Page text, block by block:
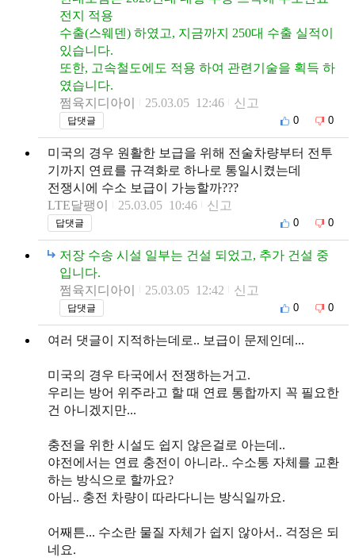
전지 적용
수출(스웨덴) 하였고, 지금까지 250대 수출 실적이
있습니다.
또한, 고속철도에도 적용 하여 관련기술을 획득 하
였습니다.
쩜육지디아이
25.03.05 12:46 신고
답댓글 0 0
미국의 경우 원활한 보급을 위해 전술차량부터 전투
기까지 연료를 규격화로 하나로 통일시켰는데
전쟁시에 수소 보급이 가능할까???
LTE달팽이
25.03.05 10:46 신고
답댓글 0 0
저장 수송 시설 일부는 건설 되었고, 추가 건설 중
입니다.
쩜육지디아이
25.03.05 12:42 신고
답댓글 0 0
여러 댓글이 지적하는데로.. 보급이 문제인데...
미국의 경우 타국에서 전쟁하는거고.
우리는 방어 위주라고 할 때 연료 통합까지 꼭 필요한
건 아니겠지만...
충전을 위한 시설도 쉽지 않은걸로 아는데..
야전에서는 연료 충전이 아니라.. 수소통 자체를 교환
하는 방식으로 할까요?
아님.. 충전 차량이 따라다니는 방식일까요.
어째튼... 수소란 물질 자체가 쉽지 않아서.. 걱정은 되
네요.